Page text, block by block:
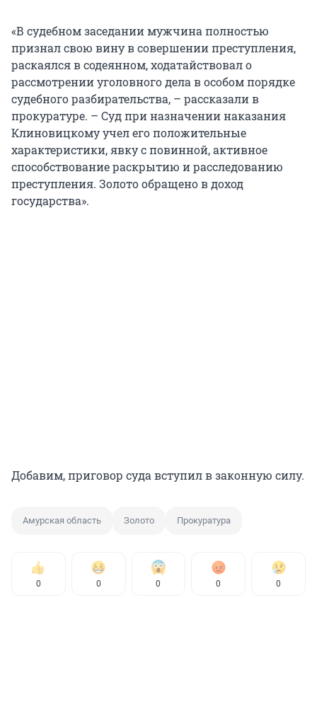
«В судебном заседании мужчина полностью
признал свою вину в совершении преступления,
раскаялся в содеянном, ходатайствовал о
рассмотрении уголовного дела в особом порядке
судебного разбирательства, – рассказали в
прокуратуре. – Суд при назначении наказания
Клиновицкому учел его положительные
характеристики, явку с повинной, активное
способствование раскрытию и расследованию
преступления. Золото обращено в доход
государства».
Добавим, приговор суда вступил в законную силу.
Амурская область Золото Прокуратура
0 0 0 0 0